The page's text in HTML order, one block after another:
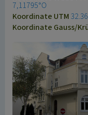
7,11795°O
Koordinate UTM
Koordinate Gauss/